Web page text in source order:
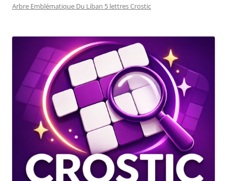
Arbre Emblématique Du Liban 5 lettres Crostic